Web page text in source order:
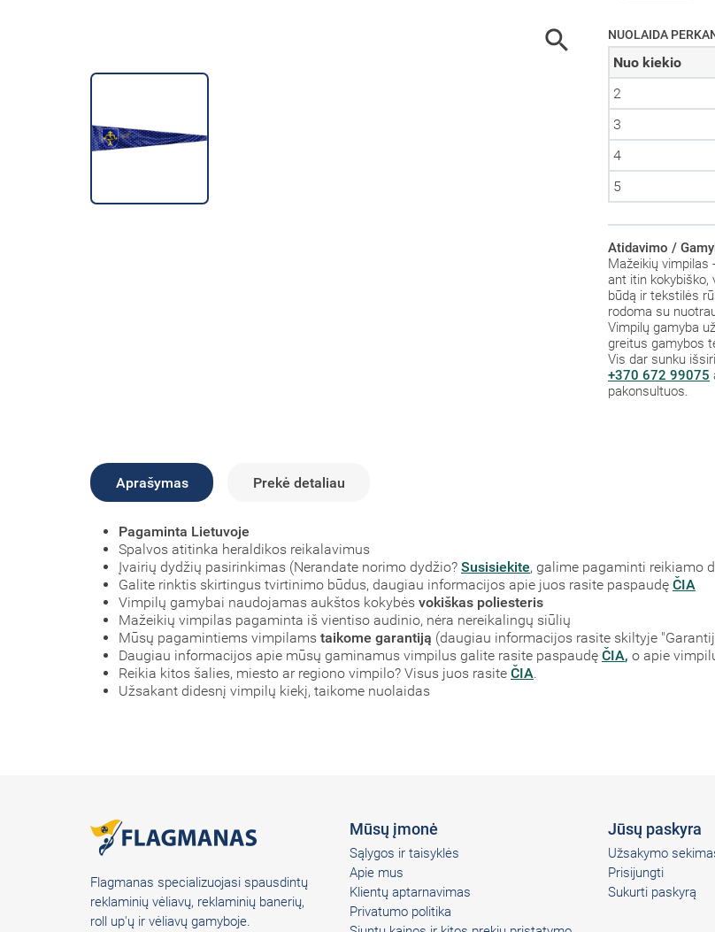
 NUOLAIDA
Nuo kiekio
2
3
4
5
Atidavimo /
Mažeikių
ant itin kokybiško,
būdą ir tekstilės
rodoma su
Vimpilų gamyba
greitus gamybos
Vis dar sunku
+370 672 99075
pakonsultuos.
Aprašymas Prekė detaliau
Pagaminta Lietuvoje
Spalvos atitinka heraldikos reikalavimus
Įvairių dydžių pasirinkimas (Nerandate norimo dydžio? Susisiekite, galime pagaminti reikiamo
Galite rinktis skirtingus tvirtinimo būdus, daugiau informacijos apie juos rasite paspaudę ČIA
Vimpilų gamybai naudojamas aukštos kokybės vokiškas poliesteris
Mažeikių vimpilas pagaminta iš vientiso audinio, nėra nereikalingų siūlių
Mūsų pagamintiems vimpilams taikome garantiją (daugiau informacijos rasite skiltyje
Daugiau informacijos apie mūsų gaminamus vimpilus galite rasite paspaudę ČIA, o apie
Reikia kitos šalies, miesto ar regiono vimpilo? Visus juos rasite ČIA.
Užsakant didesnį vimpilų kiekį, taikome nuolaidas
Flagmanas specializuojasi spausdintų
reklaminių vėliavų, reklaminių banerių,
roll up'ų ir vėliavų gamyboje.
Mūsų įmonė
Sąlygos ir taisyklės
Apie mus
Klientų aptarnavimas
Privatumo politika
Jūsų paskyra
Užsakymo
Prisijungti
Sukurti paskyrą